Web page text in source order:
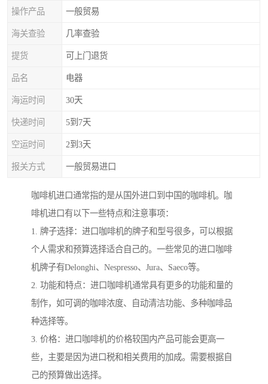
操作产品 一般贸易
海关查验 几率查验
提货 可上门退货
品名 电器
海运时间 30天
快递时间 5到7天
空运时间 2到3天
报关方式 一般贸易进口
咖啡机进口通常指的是从国外进口到中国的咖啡机。咖
啡机进口有以下一些特点和注意事项：
1. 牌子选择：进口咖啡机的牌子和型号很多，可以根据
个人需求和预算选择适合自己的。一些常见的进口咖啡
机牌子有Delonghi、Nespresso、Jura、Saeco等。
2. 功能和特点：进口咖啡机通常具有更多的功能和量的
制作，如可调的咖啡浓度、自动清洁功能、多种咖啡品
种选择等。
3. 价格：进口咖啡机的价格较国内产品可能会更高一
些，主要是因为进口税和相关费用的加成。需要根据自
己的预算做出选择。